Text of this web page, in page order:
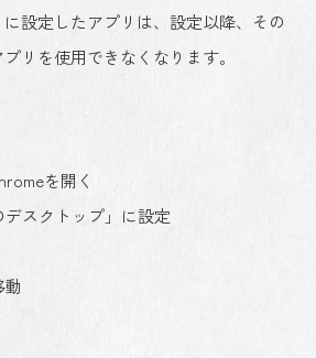
に設定したアプリは、設定以降、その
リを使用できなくなります。
を開く
スクトップ」に設定